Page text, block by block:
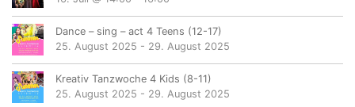
Dance – sing – act 4 Teens (12-17)
25. August 2025 - 29. August 2025
Kreativ Tanzwoche 4 Kids (8-11)
25. August 2025 - 29. August 2025